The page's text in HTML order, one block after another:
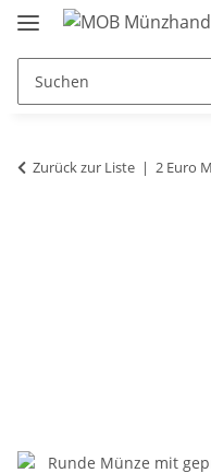
Zurück zur Liste 2 Euro